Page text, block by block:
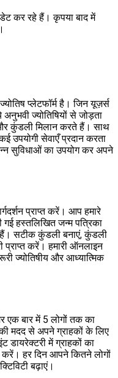
कर रहे हैं। कृपया बाद में
प्लेटफॉर्म है। जिन यूज़र्स
ज्योतिषियों से जोड़ता
कुंडली मिलान करते हैं। साथ
उपयोगी सेवाएँ प्रदान करता
सुविधाओं का उपयोग कर अपने
प्राप्त करें। आप हमारे
गई हस्तलिखित जन्म पत्रिका
हैं। सटीक कुंडली बनाएं, कुंडली
प्राप्त करें। हमारी ऑनलाइन
ज्योतिषीय और आध्यात्मिक
एक बार में 5 लोगों तक का
मदद से अपने ग्राहकों के लिए
डायरेक्टरी में ग्राहकों का
हर दिन आपने कितने लोगों
बढ़ाएं।